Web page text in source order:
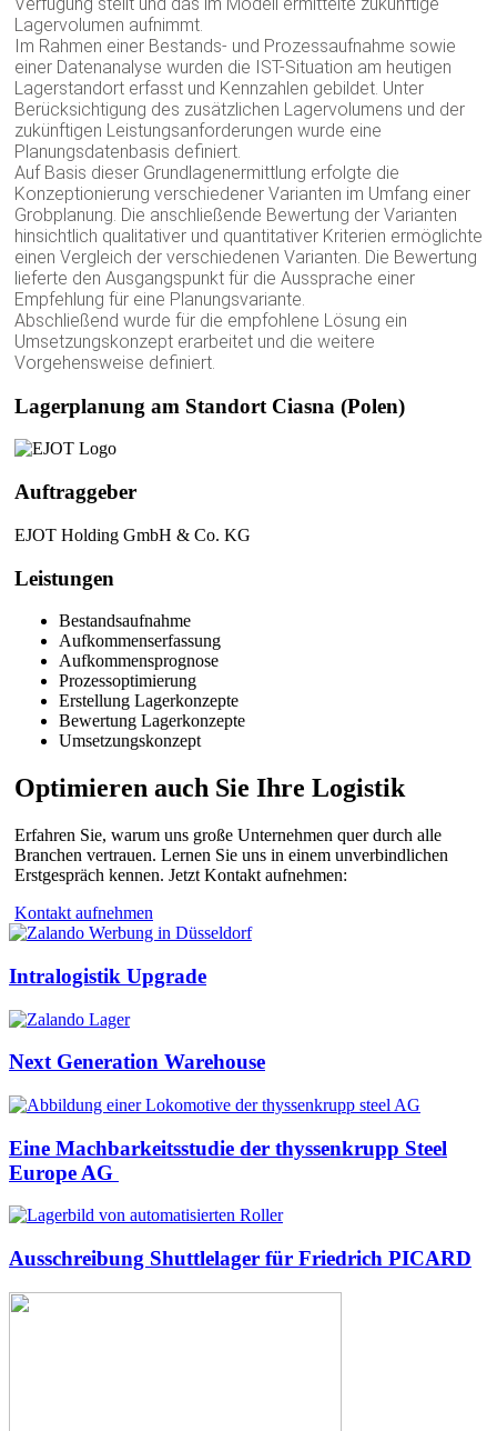
Lagervolumen aufnimmt.
Im Rahmen einer Bestands- und Prozessaufnahme sowie
einer Datenanalyse wurden die IST-Situation am heutigen
Lagerstandort erfasst und Kennzahlen gebildet. Unter
Berücksichtigung des zusätzlichen Lagervolumens und der
zukünftigen Leistungsanforderungen wurde eine
Planungsdatenbasis definiert.
Auf Basis dieser Grundlagenermittlung erfolgte die
Konzeptionierung verschiedener Varianten im Umfang einer
Grobplanung. Die anschließende Bewertung der Varianten
hinsichtlich qualitativer und quantitativer Kriterien ermöglichte
einen Vergleich der verschiedenen Varianten. Die Bewertung
lieferte den Ausgangspunkt für die Aussprache einer
Empfehlung für eine Planungsvariante.
Abschließend wurde für die empfohlene Lösung ein
Umsetzungskonzept erarbeitet und die weitere
Vorgehensweise definiert.
Lagerplanung am Standort Ciasna (Polen)
Auftraggeber
EJOT Holding GmbH & Co. KG
Leistungen
Bestandsaufnahme
Aufkommenserfassung
Aufkommensprognose
Prozessoptimierung
Erstellung Lagerkonzepte
Bewertung Lagerkonzepte
Umsetzungskonzept
Optimieren auch Sie Ihre Logistik
Erfahren Sie, warum uns große Unternehmen quer durch alle
Branchen vertrauen. Lernen Sie uns in einem unverbindlichen
Erstgespräch kennen. Jetzt Kontakt aufnehmen:
Kontakt aufnehmen
Intralogistik Upgrade
Next Generation Warehouse
Eine Machbarkeitsstudie der thyssenkrupp Steel
Europe AG
Ausschreibung Shuttlelager für Friedrich PICARD